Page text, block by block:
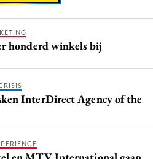
honderd winkels bij
InterDirect Agency of the